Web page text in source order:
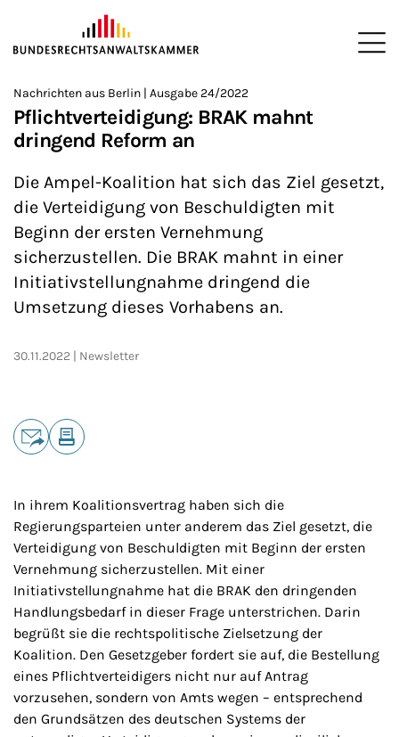
ZUM HAUPTINHALT SPRINGEN
Sie befinden sich hier:
>
Startseite
>
Newsroom
>
Newsletter
>
Nachrichten aus Berlin
Nachrichten aus Berlin | Ausgabe 24/2022
Pflichtverteidigung: BRAK mahnt
dringend Reform an
Die Ampel-Koalition hat sich das Ziel gesetzt,
die Verteidigung von Beschuldigten mit
Beginn der ersten Vernehmung
sicherzustellen. Die BRAK mahnt in einer
Initiativstellungnahme dringend die
Umsetzung dieses Vorhabens an.
30.11.2022 Newsletter
Teilen
In ihrem Koalitionsvertrag haben sich die
Regierungsparteien unter anderem das Ziel gesetzt, die
Verteidigung von Beschuldigten mit Beginn der ersten
Vernehmung sicherzustellen. Mit einer
Initiativstellungnahme hat die BRAK den dringenden
Handlungsbedarf in dieser Frage unterstrichen. Darin
begrüßt sie die rechtspolitische Zielsetzung der
Koalition. Den Gesetzgeber fordert sie auf, die Bestellung
eines Pflichtverteidigers nicht nur auf Antrag
vorzusehen, sondern von Amts wegen – entsprechend
den Grundsätzen des deutschen Systems der